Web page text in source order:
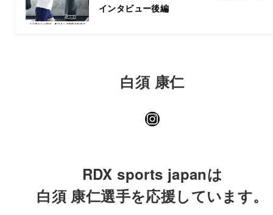
インタビュー後編
白須 康仁
Instagram
RDX sports japanは
白須 康仁選手を応援しています。